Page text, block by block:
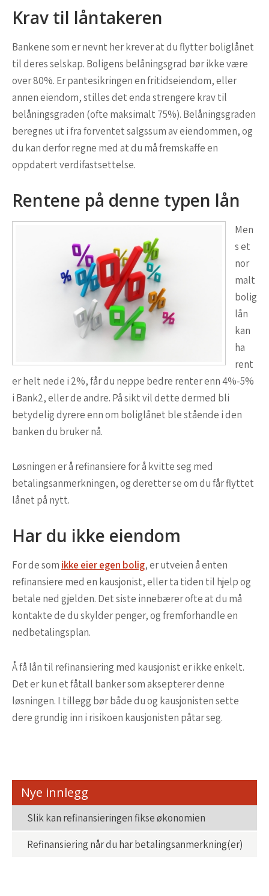
Krav til låntakeren
Bankene som er nevnt her krever at du flytter boliglånet
til deres selskap. Boligens belåningsgrad bør ikke være
over 80%. Er pantesikringen en fritidseiendom, eller
annen eiendom, stilles det enda strengere krav til
belåningsgraden (ofte maksimalt 75%). Belåningsgraden
beregnes ut i fra forventet salgssum av eiendommen, og
du kan derfor regne med at du må fremskaffe en
oppdatert verdifastsettelse.
Rentene på denne typen lån
Men
s et
nor
malt
bolig
lån
kan
ha
rent
er helt nede i 2%, får du neppe bedre renter enn 4%-5%
i Bank2, eller de andre. På sikt vil dette dermed bli
betydelig dyrere enn om boliglånet ble stående i den
banken du bruker nå.
Løsningen er å refinansiere for å kvitte seg med
betalingsanmerkningen, og deretter se om du får flyttet
lånet på nytt.
Har du ikke eiendom
For de som ikke eier egen bolig, er utveien å enten
refinansiere med en kausjonist, eller ta tiden til hjelp og
betale ned gjelden. Det siste innebærer ofte at du må
kontakte de du skylder penger, og fremforhandle en
nedbetalingsplan.
Å få lån til refinansiering med kausjonist er ikke enkelt.
Det er kun et fåtall banker som aksepterer denne
løsningen. I tillegg bør både du og kausjonisten sette
dere grundig inn i risikoen kausjonisten påtar seg.
Nye innlegg
Slik kan refinansieringen fikse økonomien
Refinansiering når du har betalingsanmerkning(er)